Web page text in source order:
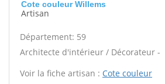
Cote couleur Willems
Artisan
Département: 59
Architecte d'intérieur / Décorateur -
Voir la fiche artisan : Cote couleur